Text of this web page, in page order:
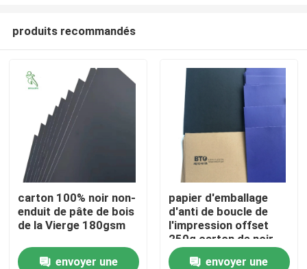
Accueil
A propos de nous
produits recommandés
carton 100% noir non-
enduit de pâte de bois
de la Vierge 180gsm
envoyer une
papier d'emballage
d'anti de boucle de
l'impression offset
250g carton de noir
envoyer une